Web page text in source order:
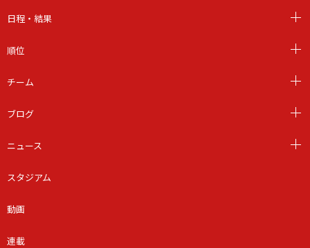
日程・結果
順位
チーム
ブログ
ニュース
スタジアム
動画
連載